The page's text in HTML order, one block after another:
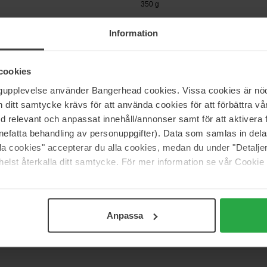
Information
använder Bangerhead cookies. Vissa cookies är
ditt samtycke krävs för att använda cookies för att förbättra
relevant och anpassat innehåll/annonser samt för att aktivera
behandling av personuppgifter). Data som samlas in
cookies" accepterar du alla cookies, medan du under
återkalla ditt samtycke. För mer information se vår
Anpassa
350 g
Professional
Niet op voorraad 31 €
Meer tonen